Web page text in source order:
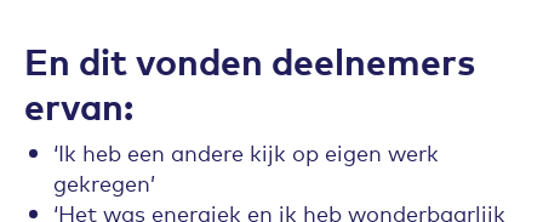
En dit vonden deelnemers
ervan:
‘Ik heb een andere kijk op eigen werk
gekregen’
‘Het was energiek en ik heb wonderbaarlijk